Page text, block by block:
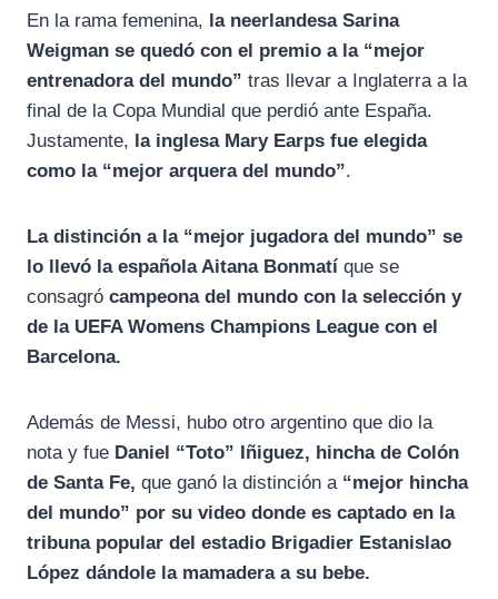
En la rama femenina, la neerlandesa Sarina
Weigman se quedó con el premio a la “mejor
entrenadora del mundo” tras llevar a Inglaterra a la
final de la Copa Mundial que perdió ante España.
Justamente, la inglesa Mary Earps fue elegida
como la “mejor arquera del mundo”.
La distinción a la “mejor jugadora del mundo” se
lo llevó la española Aitana Bonmatí que se
consagró campeona del mundo con la selección y
de la UEFA Womens Champions League con el
Barcelona.
Además de Messi, hubo otro argentino que dio la
nota y fue Daniel “Toto” Iñiguez, hincha de Colón
de Santa Fe, que ganó la distinción a “mejor hincha
del mundo” por su video donde es captado en la
tribuna popular del estadio Brigadier Estanislao
López dándole la mamadera a su bebe.